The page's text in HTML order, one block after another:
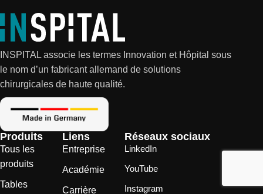
INSPITAL associe les termes Innovation et Hôpital sous
le nom d’un fabricant allemand de solutions
chirurgicales de haute qualité.
Produits
Tous les
produits
Tables
Liens
Entreprise
Académie
Carrière
Réseaux sociaux
LinkedIn
YouTube
Instagram